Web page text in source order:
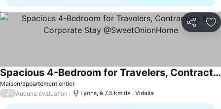
Partager
Maison/appartement entier
Spacious 4-Bedroom for Travelers, Contractors & Corporate Stay @SweetOnionHome
/ Aucune évaluation Lyons, à 7.5 km de : Vidalia